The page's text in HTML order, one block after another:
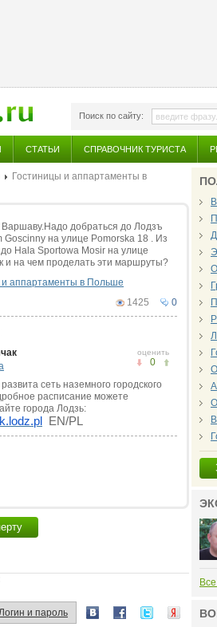
Поиск по сайту:
СТАТЬИ СПРАВОЧНИК ТУРИСТА
Гостиницы и аппартаменты в
добраться до Лодзъ
Goscinny на улице Pomorska 18 . Из
Hala Sportowa Mosir на улице
и на чем проделать эти маршруты?
и аппартаменты в Польше
0
1425
оценить
0
сеть наземного городского
расписание можете
города Лодзь:
EN/PL
и пароль